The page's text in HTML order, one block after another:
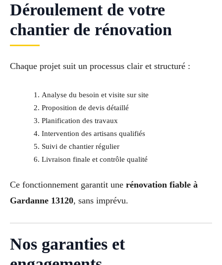
Déroulement de votre
chantier de rénovation
Chaque projet suit un processus clair et structuré :
Analyse du besoin et visite sur site
Proposition de devis détaillé
Planification des travaux
Intervention des artisans qualifiés
Suivi de chantier régulier
Livraison finale et contrôle qualité
Ce fonctionnement garantit une rénovation fiable à
Gardanne 13120, sans imprévu.
Nos garanties et